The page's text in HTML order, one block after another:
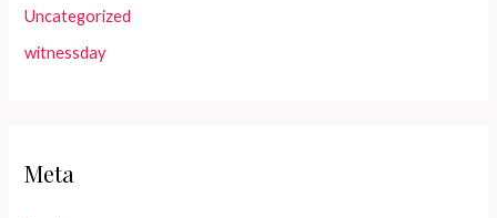
Uncategorized
witnessday
Meta